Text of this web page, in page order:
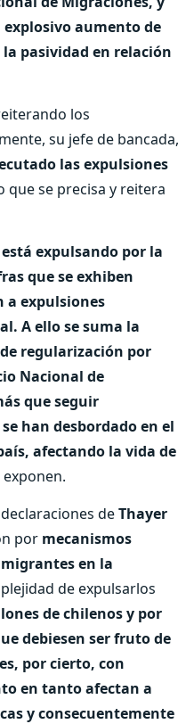
aumento de
pasividad en relación
los
su jefe de bancada,
las expulsiones
que se precisa y reitera
expulsando por la
que se exhiben
a expulsiones
A ello se suma la
regularización por
Nacional de
que seguir
han desbordado en el
afectando la vida de
exponen.
deThayer
por mecanismos
en la
de expulsarlos
de chilenos y por
debiesen ser fruto de
por cierto, con
en tanto afectan a
y consecuentemente